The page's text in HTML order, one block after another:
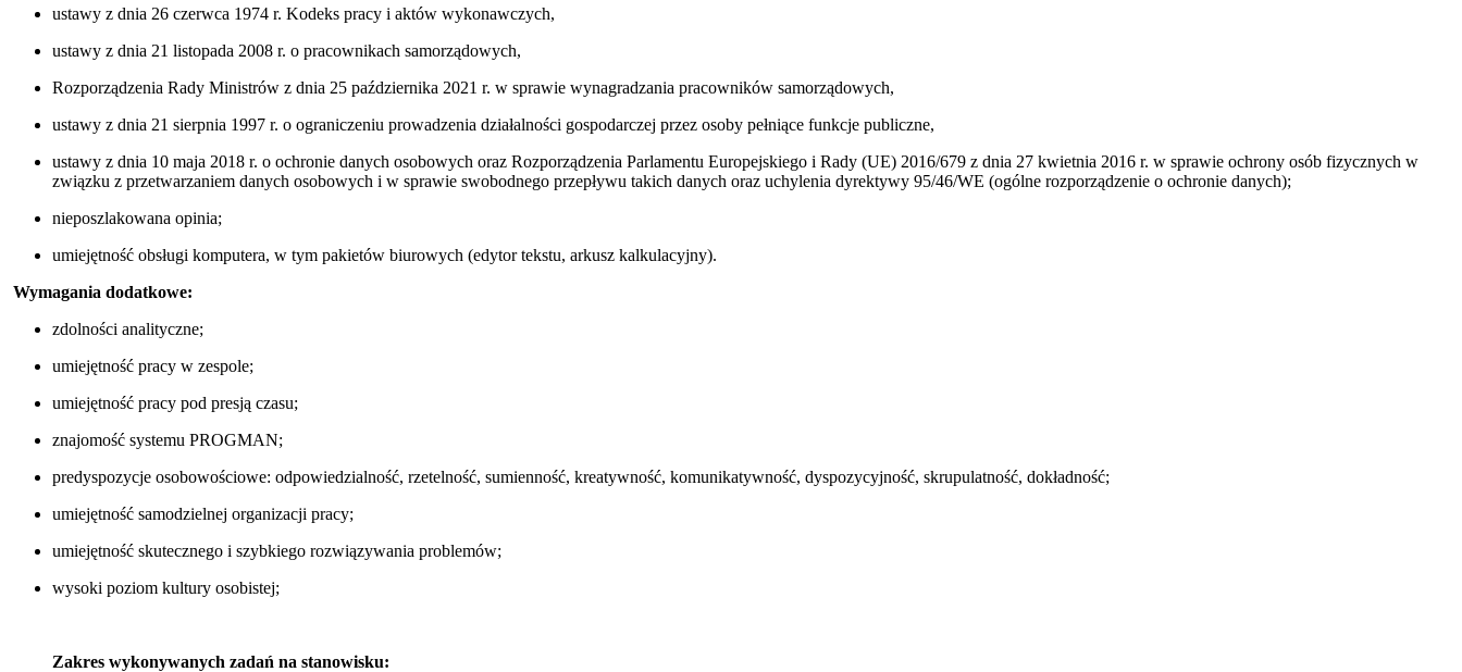
ustawy z dnia 26 czerwca 1974 r. Kodeks pracy i aktów wykonawczych,
ustawy z dnia 21 listopada 2008 r. o pracownikach samorządowych,
Rozporządzenia Rady Ministrów z dnia 25 października 2021 r. w sprawie wynagradzania pracowników samorządowych,
ustawy z dnia 21 sierpnia 1997 r. o ograniczeniu prowadzenia działalności gospodarczej przez osoby pełniące funkcje publiczne,
ustawy z dnia 10 maja 2018 r. o ochronie danych osobowych oraz Rozporządzenia Parlamentu Europejskiego i Rady (UE) 2016/679 z dnia 27 kwietnia 2016 r. w sprawie ochrony osób fizycznych w
związku z przetwarzaniem danych osobowych i w sprawie swobodnego przepływu takich danych oraz uchylenia dyrektywy 95/46/WE (ogólne rozporządzenie o ochronie danych);
nieposzlakowana opinia;
umiejętność obsługi komputera, w tym pakietów biurowych (edytor tekstu, arkusz kalkulacyjny).
Wymagania dodatkowe:
zdolności analityczne;
umiejętność pracy w zespole;
umiejętność pracy pod presją czasu;
znajomość systemu PROGMAN;
predyspozycje osobowościowe: odpowiedzialność, rzetelność, sumienność, kreatywność, komunikatywność, dyspozycyjność, skrupulatność, dokładność;
umiejętność samodzielnej organizacji pracy;
umiejętność skutecznego i szybkiego rozwiązywania problemów;
wysoki poziom kultury osobistej;
Zakres wykonywanych zadań na stanowisku: